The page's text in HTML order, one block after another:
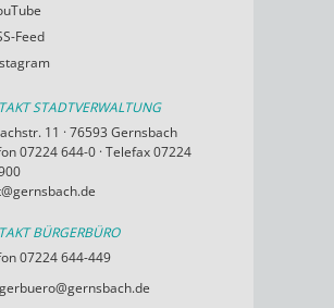
Feed
STADTVERWALTUNG
11 · 76593 Gernsbach
07224 644-0 · Telefax 07224
BÜRGERBÜRO
07224 644-449